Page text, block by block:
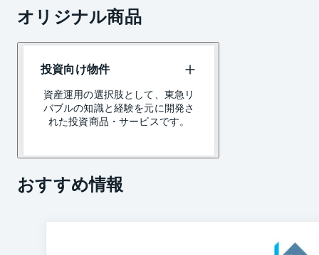
オリジナル商品
投資向け物件
資産運用の選択肢として、東急リ
バブルの知識と経験を元に開発さ
れた投資商品・サービスです。
おすすめ情報